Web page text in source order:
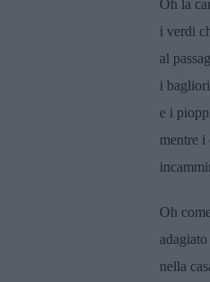
Oh la
i verdi
al
i
e i
mentre i
Oh
nella